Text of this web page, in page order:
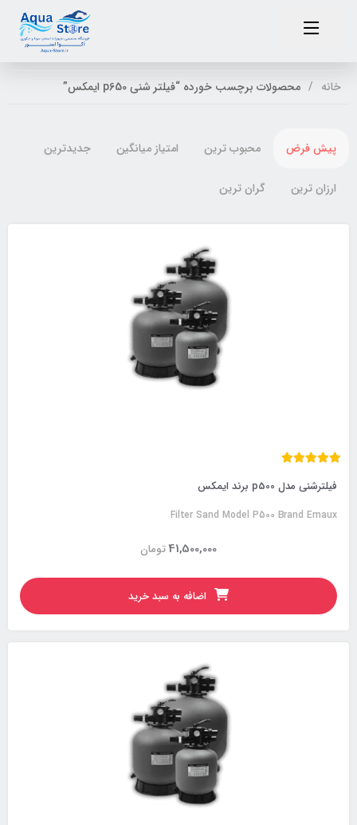
خانه محصولات برچسب خورده “فیلتر شنی p650 ایمکس”
پیش فرض محبوب ترین امتیاز میانگین جدیدترین
ارزان ترین گران ترین
فیلترشنی مدل p500 برند ایمکس
Filter Sand Model P500 Brand Emaux
تومان41,500,000
اضافه به سبد خرید